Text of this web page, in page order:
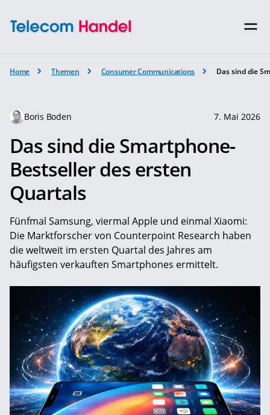
Home Themen Consumer Communications Das sind die
Boris Boden 7. Mai 2026
Das sind die Smartphone-
Bestseller des ersten
Quartals
Fünfmal Samsung, viermal Apple und einmal Xiaomi:
Die Marktforscher von Counterpoint Research haben
die weltweit im ersten Quartal des Jahres am
häufigsten verkauften Smartphones ermittelt.